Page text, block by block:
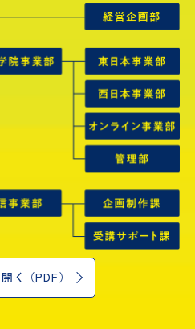
く （PDF）